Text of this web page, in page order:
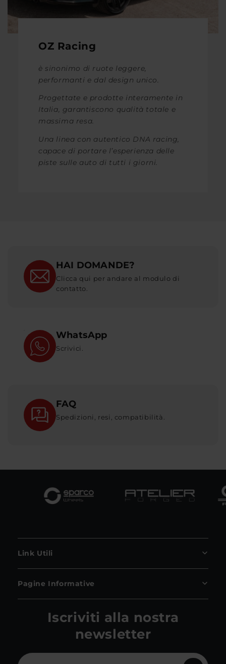
OZ Racing
è sinonimo di ruote leggere,
performanti e dal design unico.
Progettate e prodotte interamente in
Italia, garantiscono qualità totale e
massima resa.
Una linea con autentico DNA racing,
capace di portare l’esperienza delle
piste sulle auto di tutti i giorni.
HAI DOMANDE?
Clicca qui per andare al modulo di
contatto.
WhatsApp
Scrivici.
FAQ
Spedizioni, resi, compatibilità.
Link Utili
Pagine Informative
Iscriviti alla nostra
newsletter